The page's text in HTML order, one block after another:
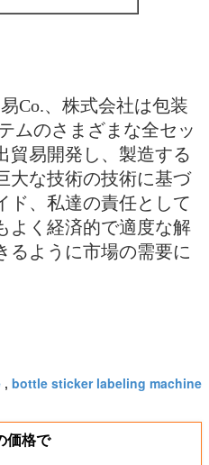
Co.、株式会社は包装
ムのさまざまな全セッ
貿易開発し、製造する
大な技術の技術に基づ
ド、私達の責任として
よく経済的で適度な解
るように市場の需要に
, bottle sticker labeling machine
価格で